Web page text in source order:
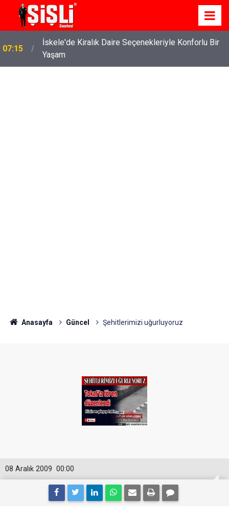
07:15
İskele'de Kiralık Daire Seçenekleriyle Konforlu Bir
Yaşam
Anasayfa Güncel Şehitlerimizi uğurluyoruz
00:00
08 Aralık 2009